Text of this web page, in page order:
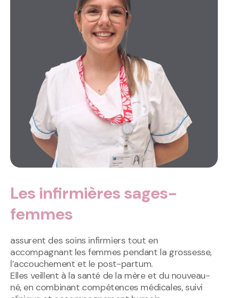
Les infirmières sages-
femmes
assurent des soins infirmiers tout en
accompagnant les femmes pendant la grossesse,
l’accouchement et le post-partum.
Elles veillent à la santé de la mère et du nouveau-
né, en combinant compétences médicales, suivi